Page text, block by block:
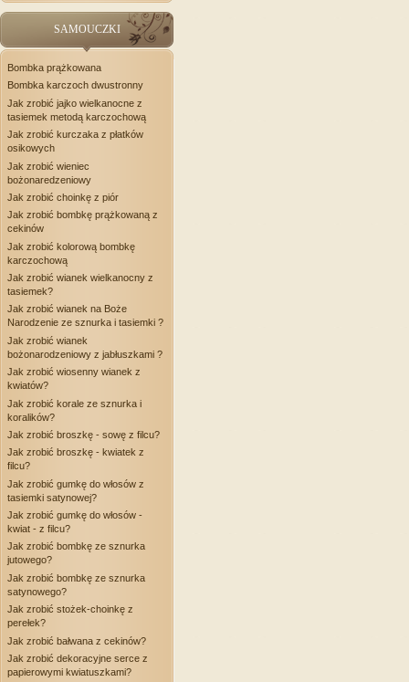
SAMOUCZKI
Bombka prążkowana
Bombka karczoch dwustronny
Jak zrobić jajko wielkanocne z
tasiemek metodą karczochową
Jak zrobić kurczaka z płatków
osikowych
Jak zrobić wieniec
bożonaredzeniowy
Jak zrobić choinkę z piór
Jak zrobić bombkę prążkowaną z
cekinów
Jak zrobić kolorową bombkę
karczochową
Jak zrobić wianek wielkanocny z
tasiemek?
Jak zrobić wianek na Boże
Narodzenie ze sznurka i tasiemki ?
Jak zrobić wianek
bożonarodzeniowy z jabłuszkami ?
Jak zrobić wiosenny wianek z
kwiatów?
Jak zrobić korale ze sznurka i
koralików?
Jak zrobić broszkę - sowę z filcu?
Jak zrobić broszkę - kwiatek z
filcu?
Jak zrobić gumkę do włosów z
tasiemki satynowej?
Jak zrobić gumkę do włosów -
kwiat - z filcu?
Jak zrobić bombkę ze sznurka
jutowego?
Jak zrobić bombkę ze sznurka
satynowego?
Jak zrobić stożek-choinkę z
perełek?
Jak zrobić bałwana z cekinów?
Jak zrobić dekoracyjne serce z
papierowymi kwiatuszkami?